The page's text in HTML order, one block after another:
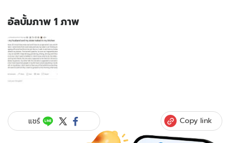
อัลบั้มภาพ 1 ภาพ
อัลบั้ม
ภาพ
1
ภาพ
ของ
ฉากๆ
สาว
แชร์ Copy link